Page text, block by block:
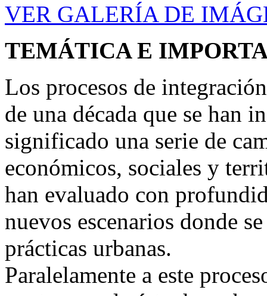
VER GALERÍA DE
TEMÁTICA E
Los procesos de
de una década que se han
significado una serie de
económicos, sociales y
han evaluado con
nuevos escenarios donde
prácticas urbanas.
Paralelamente a este